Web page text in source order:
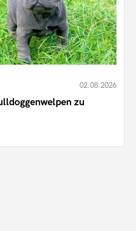
02.08.2026
zu